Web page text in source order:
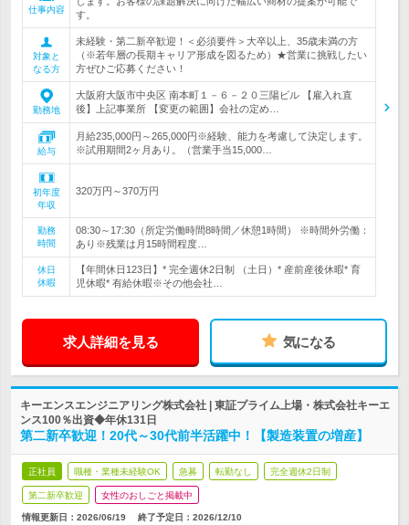
仕事内容
す。
対象と
なる方
未経験・第二新卒歓迎！＜必須要件＞大卒以上、35歳未満の方
（※若年層の長期キャリア形成を図るため）★営業に挑戦したい
方ぜひご応募ください！
勤務地
大阪府大阪市中央区 南本町１－６－２０三陽ビル 【雇入れ直
後】上記事業所 【変更の範囲】会社の定め…
給与
月給235,000円～265,000円※経験、能力を考慮して決定します。
※試用期間2ヶ月あり。（営業手当15,000…
初年度
年収
320万円～370万円
勤務
時間
08:30～17:30（所定労働時間8時間／休憩1時間） ※時間外労働：
あり※残業は月15時間程度…
休日
休暇
【年間休日123日】* 完全週休2日制 （土日）* 産前産後休暇* 育
児休暇* 有給休暇※その他会社…
求人詳細を見る 気になる
キーエンスエンジニアリング株式会社 | 東証プライム上場・株式会社キーエ
ンス100％出資◆年休131日
第二新卒歓迎！20代～30代前半活躍中！【製造装置の増産】
正社員 職種・業種未経験OK 急募 転勤なし 完全週休2日制
第二新卒歓迎 女性のおしごと掲載中
情報更新日：2026/06/19 終了予定日： 2026/12/10